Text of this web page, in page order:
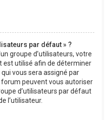
par défaut » ?
groupe d’utilisateurs, votre
est utilisé afin de déterminer
vous sera assigné par
peuvent vous autoriser
d’utilisateurs par défaut
l’utilisateur.